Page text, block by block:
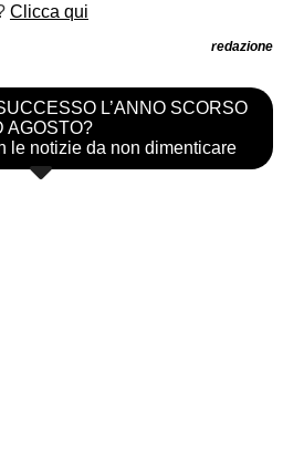
Clicca qui
redazione
L’ANNO SCORSO
AGOSTO?
le notizie da non dimenticare